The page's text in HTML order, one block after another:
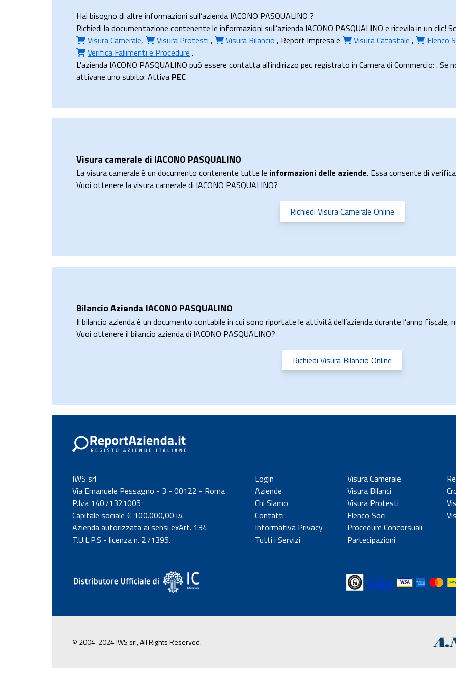
Hai bisogno di altre informazioni sull’azienda IACONO PASQUALINO ?
Richiedi la documentazione contenente le informazioni sull’azienda IACONO PASQUALINO e ricevila in un clic!
Visura Camerale, Visura Protesti , Visura Bilancio , Report Impresae Visura Catastale , Elenco
Verifica Fallimenti e Procedure .
L'azienda IACONO PASQUALINO può essere contatta all'indirizzo pec registrato in Camera di Commercio: . Se
attivane uno subito: Attiva PEC
Visura camerale di IACONO PASQUALINO
La visura camerale è un documento contenente tutte le informazioni delle aziende. Essa consente di
Vuoi ottenere la visura camerale di IACONO PASQUALINO?
Richiedi Visura Camerale Online
Bilancio Azienda IACONO PASQUALINO
Il bilancio azienda è un documento contabile in cui sono riportate le attività dell’azienda durante l’anno fiscale,
Vuoi ottenere il bilancio azienda di IACONO PASQUALINO?
Richiedi Visura Bilancio Online
IWS srl
Via Emanuele Pessagno - 3 - 00122 - Roma
P.Iva 14071321005
Capitale sociale € 100.000,00 i.v.
Azienda autorizzata ai sensi exArt. 134
T.U.L.P.S - licenza n. 271395.
Login
Aziende
Chi Siamo
Contatti
Informativa Privacy
Tutti i Servizi
Visura Camerale
Visura Bilanci
Visura Protesti
Elenco Soci
Procedure Concorsuali
Partecipazioni
© 2004-2024 IWS srl, All Rights Reserved.